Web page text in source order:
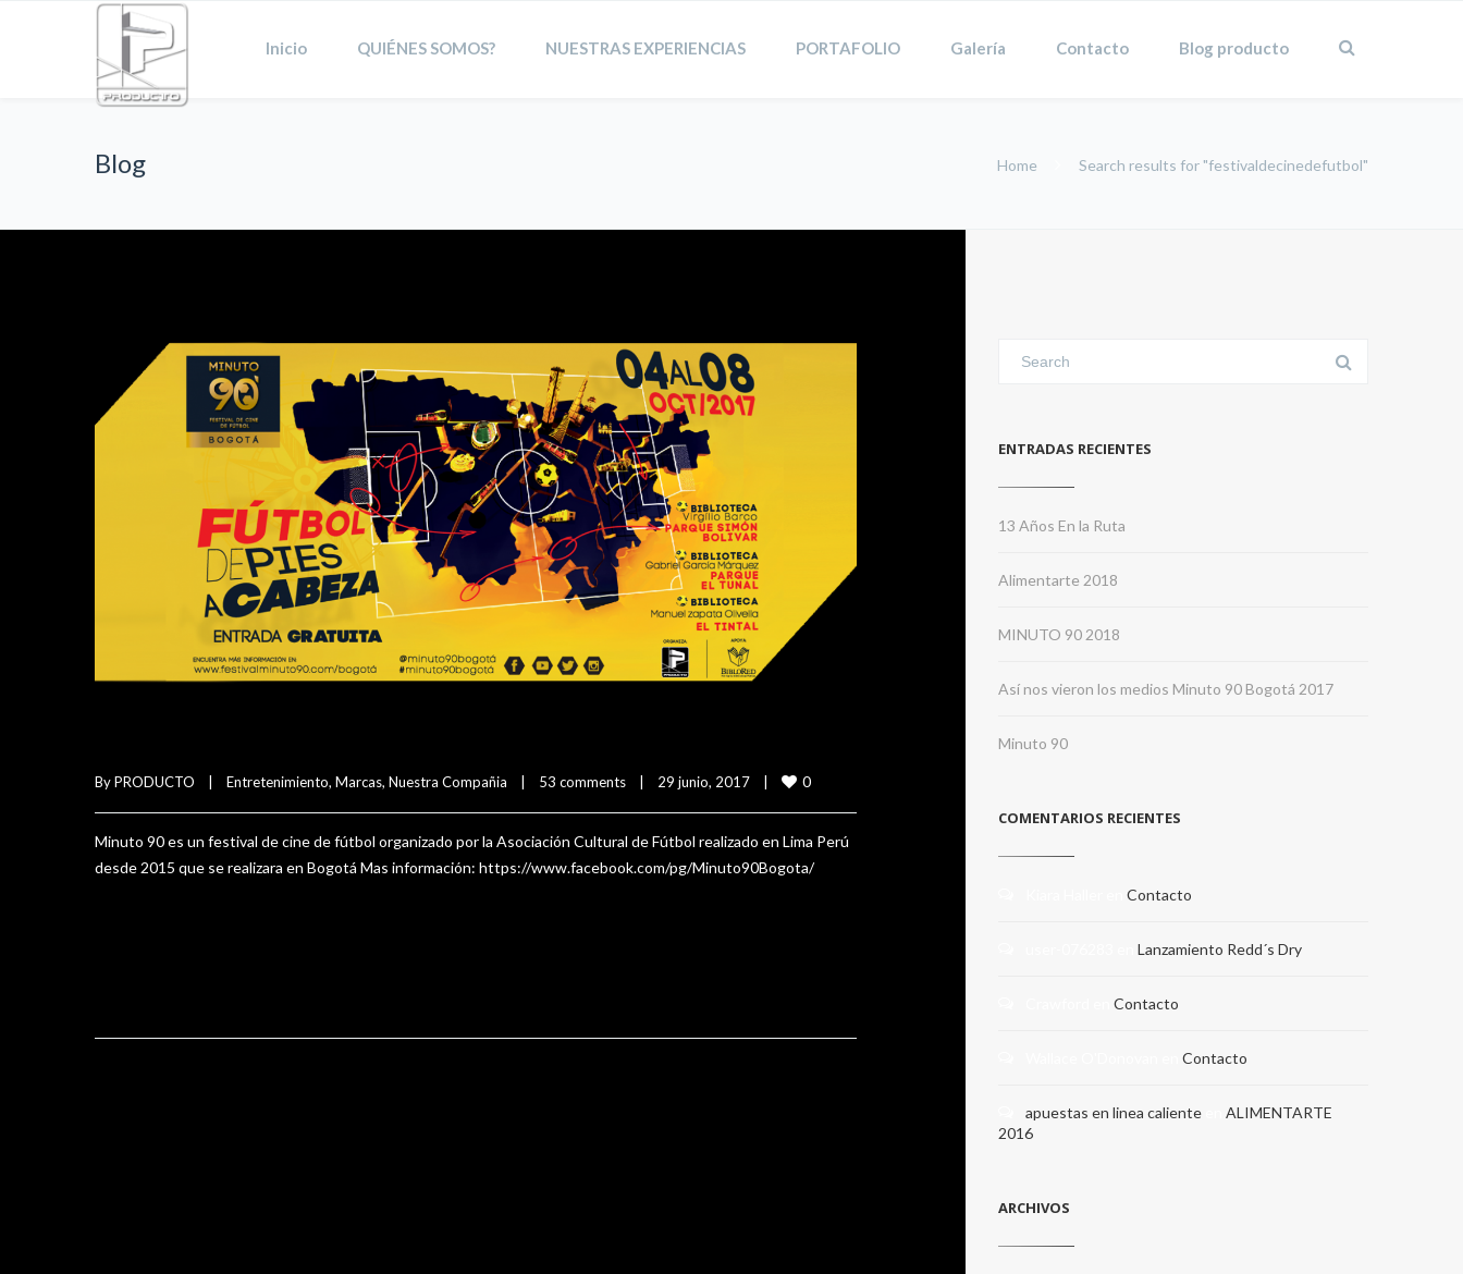
Inicio QUIÉNES SOMOS? NUESTRAS EXPERIENCIAS PORTAFOLIO Galería Contacto Blog producto
Blog Home Search results for "festivaldecinedefutbol"
By PRODUCTO | Entretenimiento, Marcas, Nuestra Compañia | 53 comments | 29 junio, 2017 | 0
Minuto 90 es un festival de cine de fútbol organizado por la Asociación Cultural de Fútbol realizado en Lima Perú
desde 2015 que se realizara en Bogotá Mas información: https://www.facebook.com/pg/Minuto90Bogota/
ENTRADAS RECIENTES
13 Años En la Ruta
Alimentarte 2018
MINUTO 90 2018
Así nos vieron los medios Minuto 90 Bogotá 2017
Minuto 90
COMENTARIOS RECIENTES
Contacto
Lanzamiento Redd´s Dry
Contacto
Contacto
apuestas en linea caliente
ALIMENTARTE
2016
ARCHIVOS